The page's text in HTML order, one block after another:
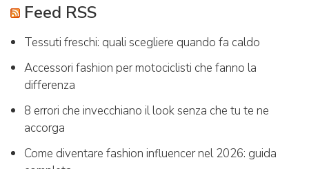
Feed RSS
Tessuti freschi: quali scegliere quando fa caldo
Accessori fashion per motociclisti che fanno la
differenza
8 errori che invecchiano il look senza che tu te ne
accorga
Come diventare fashion influencer nel 2026: guida